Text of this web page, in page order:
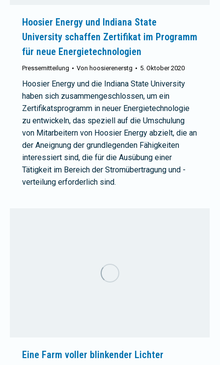
Hoosier Energy und Indiana State
University schaffen Zertifikat im Programm
für neue Energietechnologien
Pressemitteilung Von hoosierenerstg 5. Oktober 2020
Hoosier Energy und die Indiana State University
haben sich zusammengeschlossen, um ein
Zertifikatsprogramm in neuer Energietechnologie
zu entwickeln, das speziell auf die Umschulung
von Mitarbeitern von Hoosier Energy abzielt, die an
der Aneignung der grundlegenden Fähigkeiten
interessiert sind, die für die Ausübung einer
Tätigkeit im Bereich der Stromübertragung und -
verteilung erforderlich sind.
Eine Farm voller blinkender Lichter